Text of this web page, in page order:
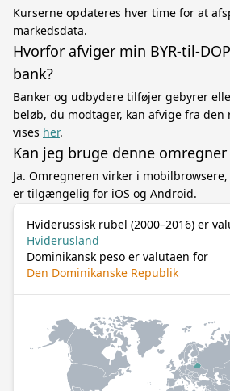
Kurserne opdateres hver time for at
markedsdata.
Hvorfor afviger min BYR-til-
bank?
Banker og udbydere tilføjer gebyrer
beløb, du modtager, kan afvige fra den
vises her.
Kan jeg bruge denne
Ja. Omregneren virker i mobilbrowsere,
er tilgængelig for iOS og Android.
Hviderussisk rubel (2000–2016) er
Hviderusland
Dominikansk peso er valutaen for
Den Dominikanske Republik